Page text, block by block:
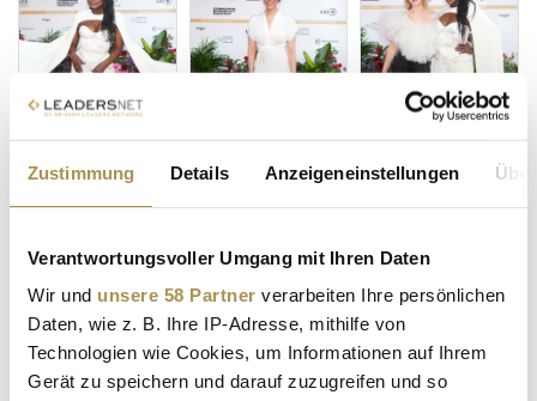
Zustimmung Details Anzeigeneinstellungen
Verantwortungsvoller Umgang mit Ihren Daten
Wir und unsere 58 Partner verarbeiten Ihre persönlichen
Daten, wie z. B. Ihre IP-Adresse, mithilfe von
Technologien wie Cookies, um Informationen auf Ihrem
Gerät zu speichern und darauf zuzugreifen und so